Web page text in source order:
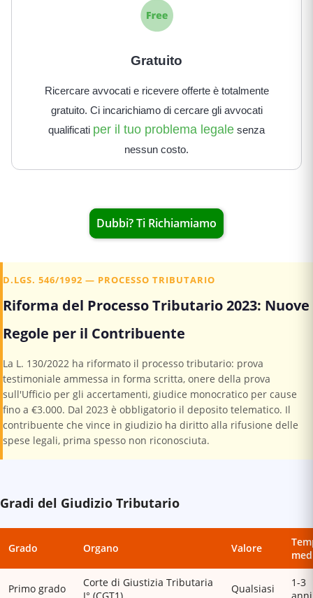
Gratuito
Ricercare avvocati e ricevere offerte è totalmente
gratuito. Ci incarichiamo di cercare gli avvocati
qualificati per il tuo problema legale senza
nessun costo.
Dubbi? Ti Richiamiamo
D.LGS. 546/1992 — PROCESSO TRIBUTARIO
Riforma del Processo Tributario 2023: Nuove
Regole per il Contribuente
La L. 130/2022 ha riformato il processo tributario: prova
testimoniale ammessa in forma scritta, onere della prova
sull'Ufficio per gli accertamenti, giudice monocratico per cause
fino a €3.000. Dal 2023 è obbligatorio il deposito telematico. Il
contribuente che vince in giudizio ha diritto alla rifusione delle
spese legali, prima spesso non riconosciuta.
Gradi del Giudizio Tributario
Grado Organo Valore
Primo grado
Corte di Giustizia Tributaria
Qualsiasi
1-3